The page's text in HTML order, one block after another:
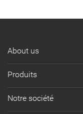
About us
Produits
Notre société